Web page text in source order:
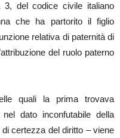
3, del codice civile italiano
che ha partorito il figlio
relativa di paternità di
del ruolo paterno
quali la prima trovava
dato inconfutabile della
certezza del diritto – viene